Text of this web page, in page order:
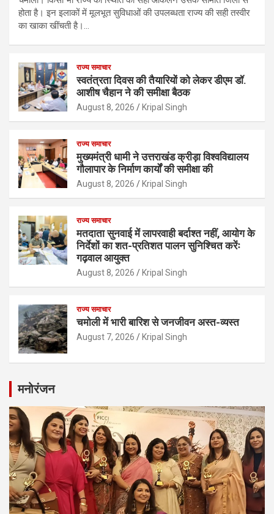
होता है। इन इलाकों में मूलभूत सुविधाओं की उपलब्धता राज्य की सही तस्वीर
का खाका खींचती है।…
राज्य समाचार
स्वतंत्रता दिवस की तैयारियों को लेकर डीएम डॉ.
आशीष चैहान ने की समीक्षा बैठक
August 8, 2026 Kripal Singh
राज्य समाचार
मुख्यमंत्री धामी ने उत्तराखंड क्रीड़ा विश्वविद्यालय
गौलापार के निर्माण कार्यों की समीक्षा की
August 8, 2026 Kripal Singh
राज्य समाचार
मतदाता सुनवाई में लापरवाही बर्दाश्त नहीं, आयोग के
निर्देशों का शत-प्रतिशत पालन सुनिश्चित करेंः
गढ़वाल आयुक्त
August 8, 2026 Kripal Singh
राज्य समाचार
चमोली में भारी बारिश से जनजीवन अस्त-व्यस्त
August 7, 2026 Kripal Singh
मनोरंजन